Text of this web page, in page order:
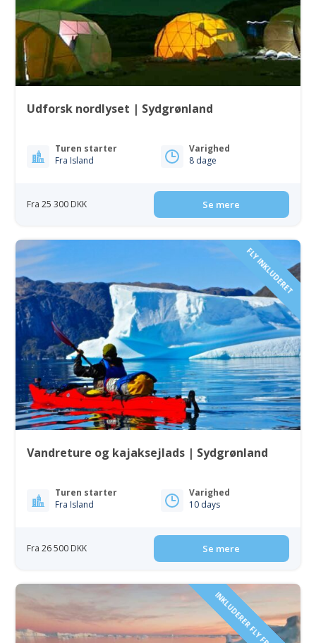
Udforsk nordlyset | Sydgrønland
Turen starter
Fra Island
Varighed
8 dage
Fra 25 300 DKK Se mere
FLY INKLUDERET
Vandreture og kajaksejlads | Sydgrønland
Turen starter
Fra Island
Varighed
10 days
Fra 26 500 DKK Se mere